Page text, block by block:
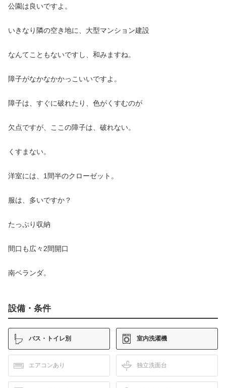
公園は良いですよ。
いきなり隣の空き地に、大型マンション建設
なんてこともないですし、和みますね。
障子がなかなかかっこいいですよ。
障子は、すぐに破れたり、色がくすむのが
欠点ですが、ここの障子は、破れない。
くすまない。
洋室には、1間半のクローゼット。
服は、多いですか？
たっぷり収納
間口も広々2間開口
南ベランダ。
設備・条件
バス・トイレ別 室内洗濯機
エアコンあり 独立洗面台